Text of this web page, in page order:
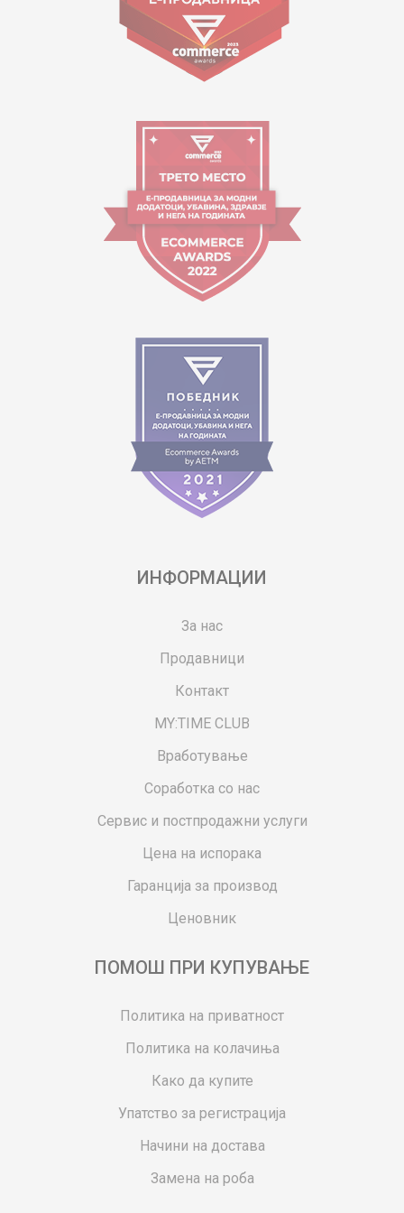
09:00 до 17:00
ИНФОРМАЦИИ
За нас
Продавници
Контакт
MY:TIME CLUB
Вработување
Соработка со нас
Сервис и постпродажни услуги
Цена на испорака
Гаранција за производ
Ценовник
ПОМОШ ПРИ КУПУВАЊЕ
Политика на приватност
Политика на колачиња
Како да купите
Упатство за регистрација
Начини на достава
Замена на роба